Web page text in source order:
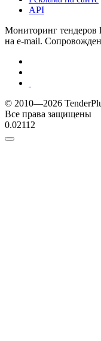
API
Мониторинг тендеров
на e-mail.
© 2010—2026
Все права защищены
0.02112